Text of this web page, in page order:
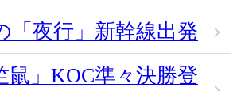
「夜行」新幹線出発
鼠」KOC準々決勝登